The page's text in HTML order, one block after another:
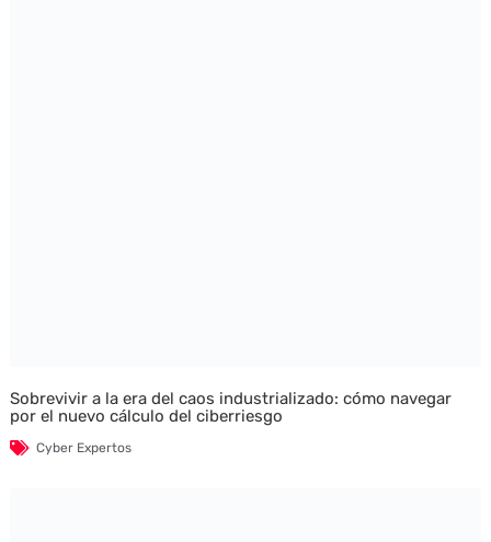
Sobrevivir a la era del caos industrializado: cómo navegar
por el nuevo cálculo del ciberriesgo
Cyber Expertos